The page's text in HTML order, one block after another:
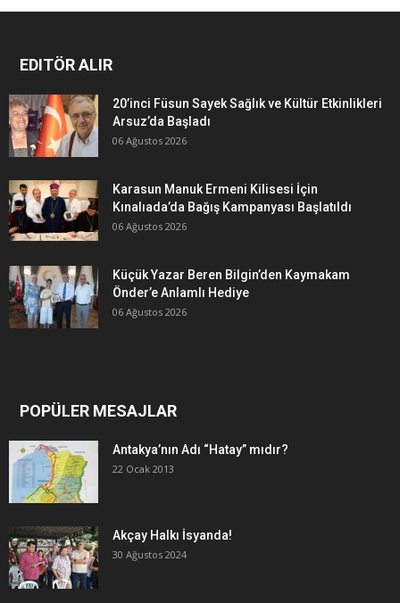
EDITÖR ALIR
20’inci Füsun Sayek Sağlık ve Kültür Etkinlikleri
Arsuz’da Başladı
06 Ağustos 2026
Karasun Manuk Ermeni Kilisesi İçin
Kınalıada’da Bağış Kampanyası Başlatıldı
06 Ağustos 2026
Küçük Yazar Beren Bilgin’den Kaymakam
Önder’e Anlamlı Hediye
06 Ağustos 2026
POPÜLER MESAJLAR
Antakya’nın Adı “Hatay” mıdır?
22 Ocak 2013
Akçay Halkı İsyanda!
30 Ağustos 2024